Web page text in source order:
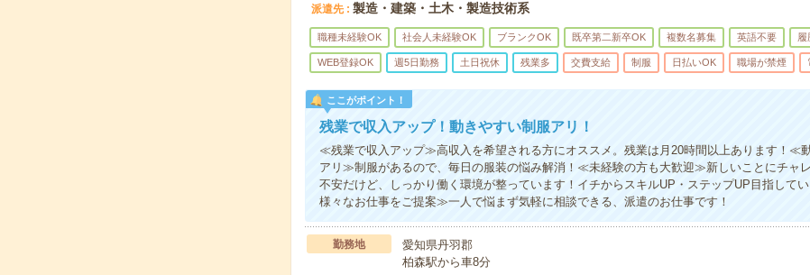
派遣先 製造・建築・土木・製造技術系
職種未経験OK 社会人未経験OK ブランクOK 既卒第二新卒OK 複数名募集 英語不要 履
WEB登録OK 週5日勤務 土日祝休 残業多 交費支給 制服 日払いOK 職場が禁煙
ここがポイント！
残業で収入アップ！動きやすい制服アリ！
≪残業で収入アップ≫高収入を希望される方にオススメ。残業は月20時間以上あります！≪
アリ≫制服があるので、毎日の服装の悩み解消！≪未経験の方も大歓迎≫新しいことにチャ
不安だけど、しっかり働く環境が整っています！イチからスキルUP・ステップUP目指して
様々なお仕事をご提案≫一人で悩まず気軽に相談できる、派遣のお仕事です！
勤務地
愛知県丹羽郡
柏森駅から車8分